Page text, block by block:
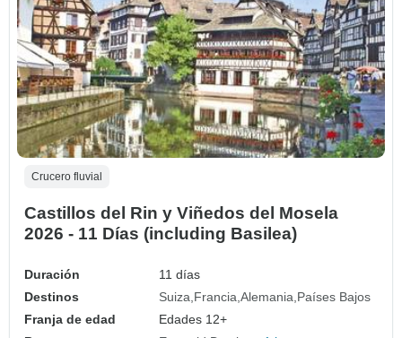
Crucero fluvial
Castillos del Rin y Viñedos del Mosela
2026 - 11 Días (including Basilea)
Duración
11 días
Destinos
Suiza Francia Alemania Países Bajos
Franja de edad
Edades 12+